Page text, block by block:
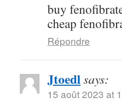
buy
cheap
Répondre
Jtoedlsays:
15 août 2023 at